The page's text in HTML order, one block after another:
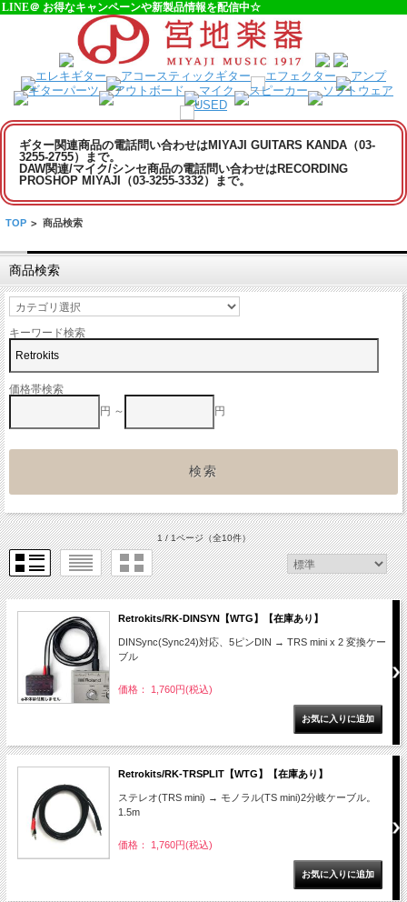
LINE＠ お得なキャンペーンや新製品情報を配信中☆
ギター関連商品の電話問い合わせはMIYAJI GUITARS KANDA（03-
3255-2755）まで。
DAW関連/マイク/シンセ商品の電話問い合わせはRECORDING
PROSHOP MIYAJI（03-3255-3332）まで。
TOP > 商品検索
商品検索
キーワード検索
価格帯検索
円 ～
円
1 / 1ページ（全10件）
Retrokits/RK-DINSYN【WTG】【在庫あり】
DINSync(Sync24)対応、5ピンDIN → TRS mini x 2 変換ケー
ブル
価格： 1,760円(税込)
Retrokits/RK-TRSPLIT【WTG】【在庫あり】
ステレオ(TRS mini) → モノラル(TS mini)2分岐ケーブル。
1.5m
価格： 1,760円(税込)